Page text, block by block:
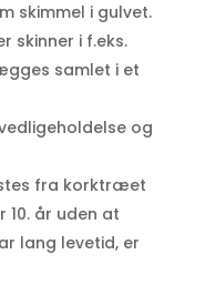
skimmel i gulvet.
skinner i f.eks.
samlet i et
og
fra korktræet
10. år uden at
lang levetid, er